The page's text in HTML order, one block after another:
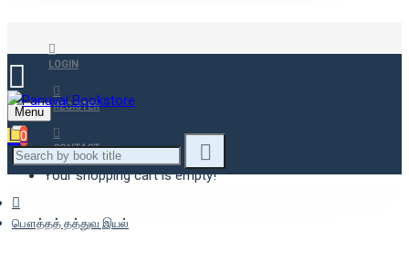
LOGIN
REGISTER
CONTACT
Menu
0
Your shopping cart is empty!
பௌத்தத் தத்துவ இயல்